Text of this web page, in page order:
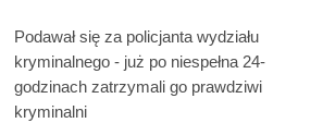
Podawał się za policjanta wydziału
kryminalnego - już po niespełna 24-
godzinach zatrzymali go prawdziwi
kryminalni